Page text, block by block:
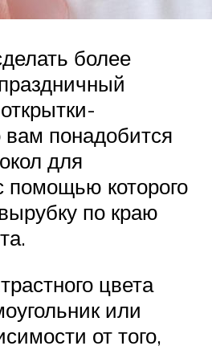
более
вам понадобится
для
помощью которого
по краю
цвета
или
от того,